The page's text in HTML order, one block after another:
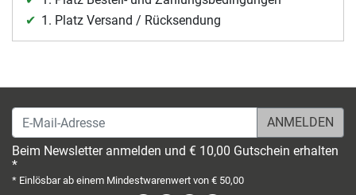
1. Platz Versand / Rücksendung
E-Mail-Adresse
Beim Newsletter anmelden und € 10,00 Gutschein erhalten
*
* Einlösbar ab einem Mindestwarenwert von € 50,00